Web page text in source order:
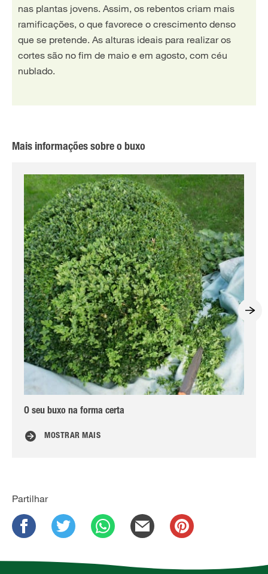
nas plantas jovens. Assim, os rebentos criam mais
ramificações, o que favorece o crescimento denso
que se pretende. As alturas ideais para realizar os
cortes são no fim de maio e em agosto, com céu
nublado.
Mais informações sobre o buxo
O seu buxo na forma certa
MOSTRAR MAIS
Partilhar